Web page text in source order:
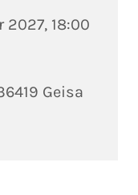
2027, 18:00
Geisa